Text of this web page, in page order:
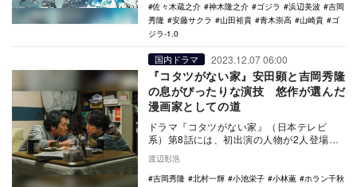
佐々木蔵之介
神木隆之介 ゴジラ 浜辺美波
吉岡
秀隆
安藤サクラ 山田裕貴 青木崇高 山崎貴
ゴ
ジラ-1.0
国内ドラマ 2023.12.07 06:00
『コタツがない家』安田顕と吉岡秀隆
の息がぴったりな演技 悠作が選んだ
漫画家としての道
ドラマ『コタツがない家』（日本テレビ
系）第8話には、初出演の人物が2人登場す
る。それは、事前に告知があった清美（高
橋惠子）の友人…
渡辺彰浩
吉岡秀隆
北村一輝 小池栄子 小林薫
ホラン千秋